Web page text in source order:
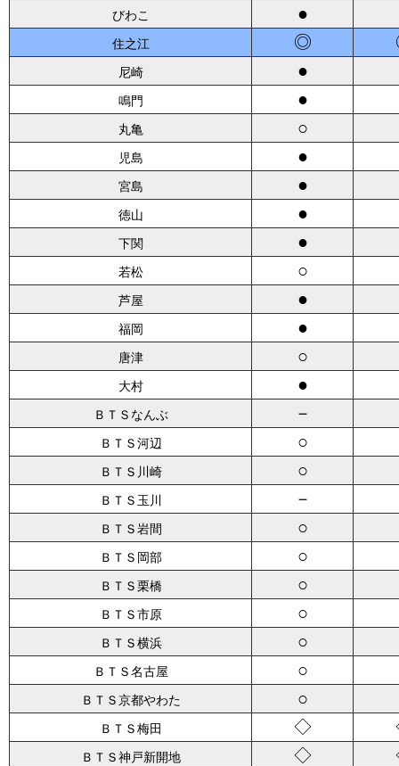
びわこ ●
住之江 ◎
尼崎 ●
鳴門 ●
丸亀 ○
児島 ●
宮島 ●
徳山 ●
下関 ●
若松 ○
芦屋 ●
福岡 ●
唐津 ○
大村 ●
ＢＴＳなんぶ －
ＢＴＳ河辺 ○
ＢＴＳ川崎 ○
ＢＴＳ玉川 －
ＢＴＳ岩間 ○
ＢＴＳ岡部 ○
ＢＴＳ栗橋 ○
ＢＴＳ市原 ○
ＢＴＳ横浜 ○
ＢＴＳ名古屋 ○
ＢＴＳ京都やわた ○
ＢＴＳ梅田 ◇
ＢＴＳ神戸新開地 ◇